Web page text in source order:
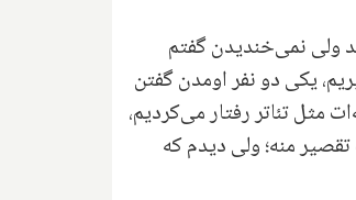
ولی نمی‌خندیدن گفتم
یکی دو نفر اومدن گفتن
مثل تئاتر رفتار می‌کردیم،
منه؛ ولی دیدم که